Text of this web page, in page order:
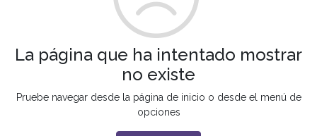
La página que ha intentado mostrar
no existe
Pruebe navegar desde la página de inicio o desde el menú de
opciones